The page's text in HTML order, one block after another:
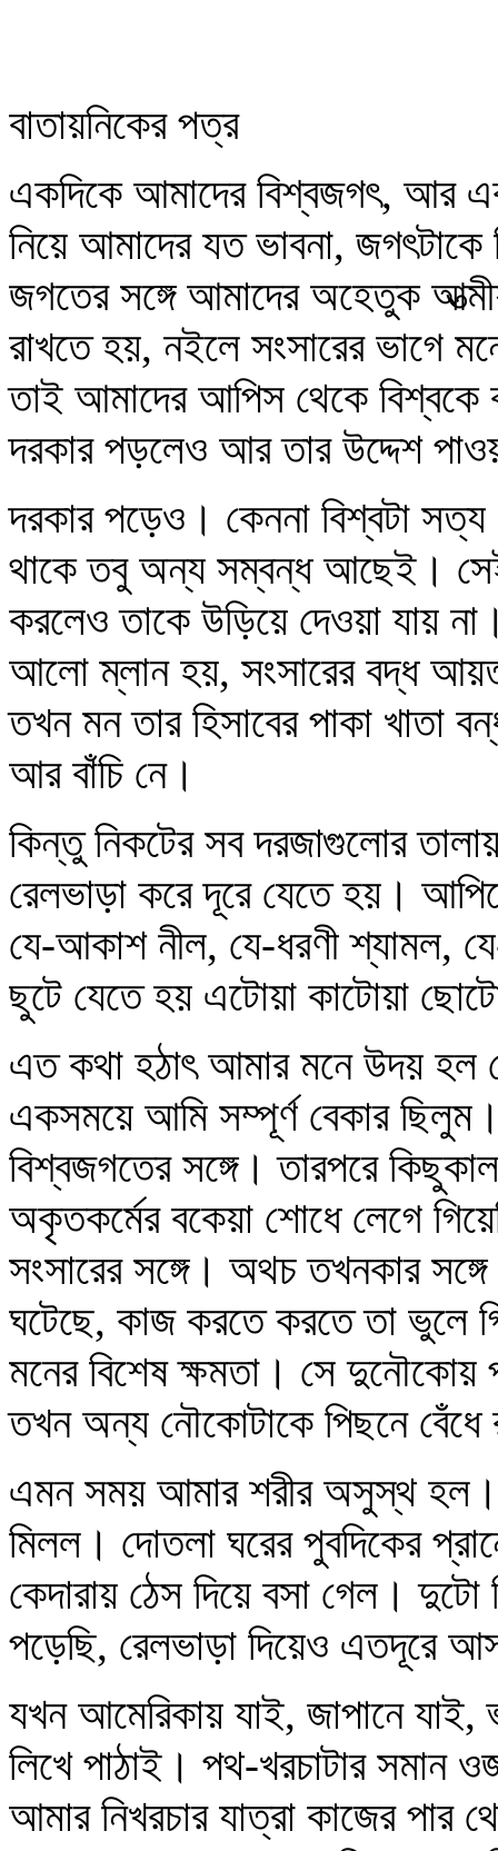
বাতায়নিকের পত্র
একদিকে আমাদের বিশ্বজগৎ, আর
নিয়ে আমাদের যত ভাবনা,
জগতের সঙ্গে আমাদের অহেতুক
রাখতে হয়, নইলে সংসারের ভাগে
তাই আমাদের আপিস থেকে বিশ্বকে
দরকার পড়লেও আর তার উদ্দেশ
দরকার পড়েও। কেননা বিশ্বটা
থাকে তবু অন্য সম্বন্ধ আছেই।
করলেও তাকে উড়িয়ে দেওয়া যায়
আলো ম্লান হয়, সংসারের বদ্ধ
তখন মন তার হিসাবের পাকা খাতা
আর বাঁচি নে।
কিন্তু নিকটের সব দরজাগুলোর
রেলভাড়া করে দূরে যেতে হয়।
যে-আকাশ নীল, যে-ধরণী শ্যামল,
ছুটে যেতে হয় এটোয়া কাটোয়া
এত কথা হঠাৎ আমার মনে উদয় হল
একসময়ে আমি সম্পূর্ণ বেকার
বিশ্বজগতের সঙ্গে। তারপরে
অকৃতকর্মের বকেয়া শোধে লেগে
সংসারের সঙ্গে। অথচ তখনকার
ঘটেছে, কাজ করতে করতে তা ভুলে
মনের বিশেষ ক্ষমতা। সে
তখন অন্য নৌকোটাকে পিছনে বেঁধে
এমন সময় আমার শরীর অসুস্থ হল।
মিলল। দোতলা ঘরের পুবদিকের
কেদারায় ঠেস দিয়ে বসা গেল।
পড়েছি, রেলভাড়া দিয়েও এতদূরে
যখন আমেরিকায় যাই, জাপানে যাই,
লিখে পাঠাই। পথ-খরচাটার সমান
আমার নিখরচার যাত্রা কাজের